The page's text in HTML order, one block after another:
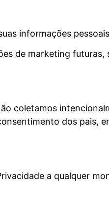
informações
de marketing
coletamos
dos pais,
a qualquer